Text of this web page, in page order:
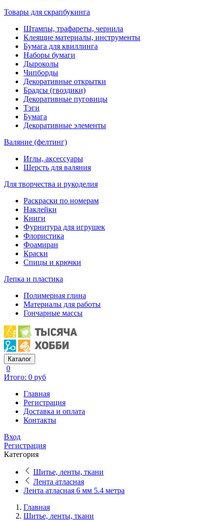
Товары для скрапбукинга
Штампы, трафареты, чернила
Клеящие материалы, инструменты
Бумага для квиллинга
Наборы бумаги
Дыроколы
Чипборды
Декоративные открытки
Брадсы (гвоздики)
Декоративные пуговицы
Тэги
Бумага
Декоративные элементы
Валяние (фелтинг)
Иглы, аксессуары
Шерсть для валяния
Для творчества и рукоделия
Раскраски по номерам
Наклейки
Книги
Фурнитура для игрушек
Флористика
Фоамиран
Краски
Спицы и крючки
Лепка и пластика
Полимерная глина
Материалы для работы
Гончарные массы
Каталог
0
Итого: 0 руб
Главная
Регистрация
Доставка и оплата
Контакты
Вход
Регистрация
Категория
Шитье, ленты, ткани
Лента атласная
Лента атласная 6 мм 5.4 метра
Главная
Шитье, ленты, ткани